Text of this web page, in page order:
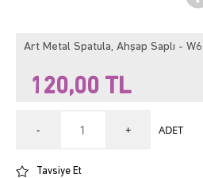
Art Metal Spatula, Ahşap Saplı - W6
120,00 TL
- + ADET
Tavsiye Et